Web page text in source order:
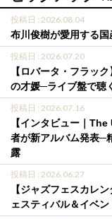
投稿日 : 2026.08.04
布川俊樹が愛用する
投稿日 : 2026.07.20
【ロバータ・フラッ
の才媛─ライブ盤で聴
投稿日 : 2026.07.16
【インタビュー｜
者が新アルバム発表─
露
投稿日 : 2026.06.27
【ジャズフェスカレ
ェスティバル＆イベン